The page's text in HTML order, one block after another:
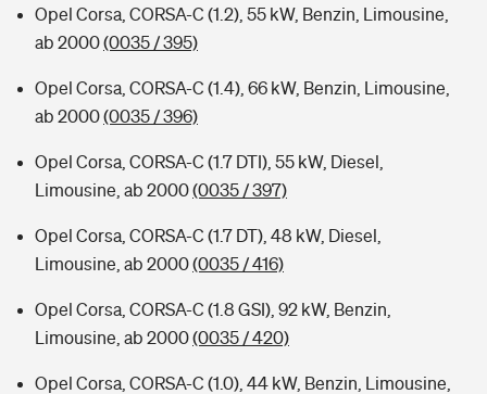
Kinderunfall-Check: Mehr Sicherheit für deine Kids
Sie haben Fragen?
Opel Corsa, CORSA-C (1.2), 55 kW, Benzin, Limousine,
ab 2000(0035 / 395)
Opel Corsa, CORSA-C (1.4), 66 kW, Benzin, Limousine,
ab 2000(0035 / 396)
Opel Corsa, CORSA-C (1.7 DTI), 55 kW, Diesel,
Limousine, ab 2000(0035 / 397)
Opel Corsa, CORSA-C (1.7 DT), 48 kW, Diesel,
Limousine, ab 2000(0035 / 416)
Opel Corsa, CORSA-C (1.8 GSI), 92 kW, Benzin,
Limousine, ab 2000(0035 / 420)
Opel Corsa, CORSA-C (1.0), 44 kW, Benzin, Limousine,